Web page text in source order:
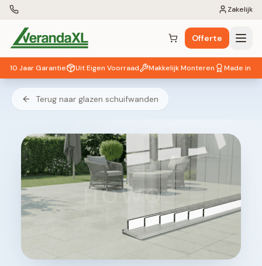
Zakelijk
Winkelwagen ( 0 items)
Offerte
10 Jaar Garantie Uit Eigen Voorraad Makkelijk Monteren Made in EU
Terug naar glazen schuifwanden
HOWQ®